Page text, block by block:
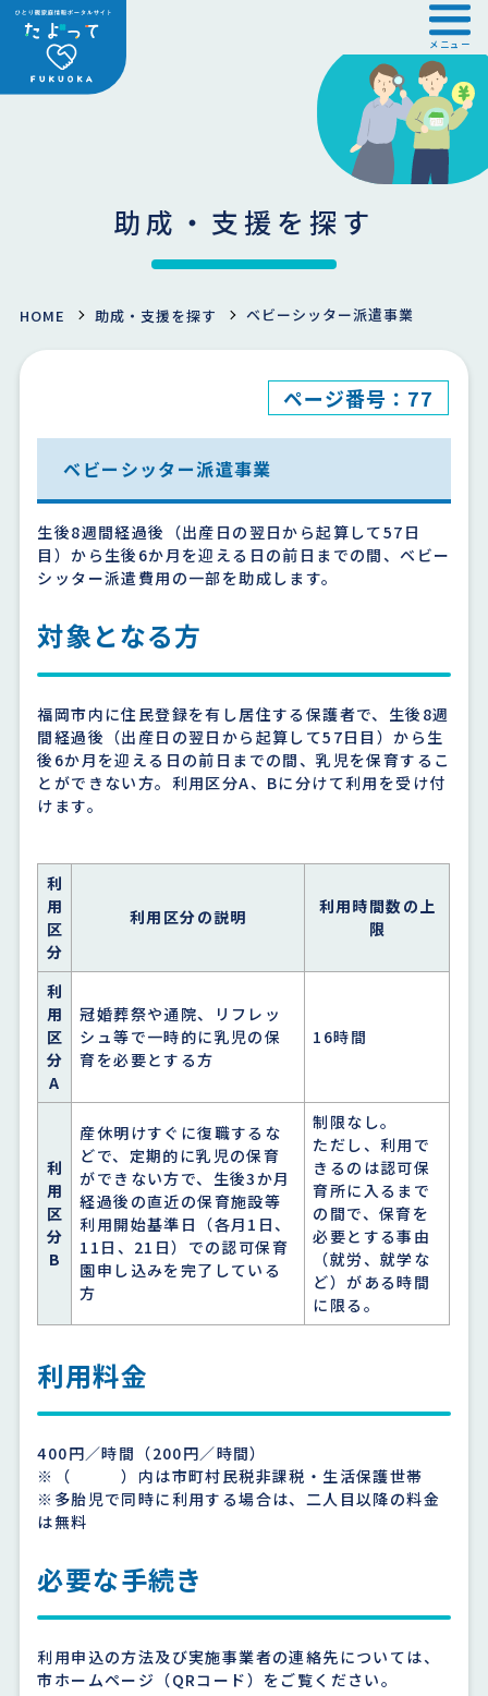
メニュー
助成・支援を探す
HOME 助成・支援を探す ベビーシッター派遣事業
ページ番号：77
ベビーシッター派遣事業
生後8週間経過後（出産日の翌日から起算して57日
目）から生後6か月を迎える日の前日までの間、ベビー
シッター派遣費用の一部を助成します。
対象となる方
福岡市内に住民登録を有し居住する保護者で、生後8週
間経過後（出産日の翌日から起算して57日目）から生
後6か月を迎える日の前日までの間、乳児を保育するこ
とができない方。利用区分A、Bに分けて利用を受け付
けます。
利
用
区
分
利用区分の説明
利用時間数の上
限
利
用
区
分
A
冠婚葬祭や通院、リフレッ
シュ等で一時的に乳児の保
育を必要とする方
16時間
利
用
区
分
B
産休明けすぐに復職するな
どで、定期的に乳児の保育
ができない方で、生後3か月
経過後の直近の保育施設等
利用開始基準日（各月1日、
11日、21日）での認可保育
園申し込みを完了している
方
制限なし。
ただし、利用で
きるのは認可保
育所に入るまで
の間で、保育を
必要とする事由
（就労、就学な
ど）がある時間
に限る。
利用料金
400円／時間（200円／時間）
※（ ）内は市町村民税非課税・生活保護世帯
※多胎児で同時に利用する場合は、二人目以降の料金
は無料
必要な手続き
利用申込の方法及び実施事業者の連絡先については、
市ホームページ（QRコード）をご覧ください。